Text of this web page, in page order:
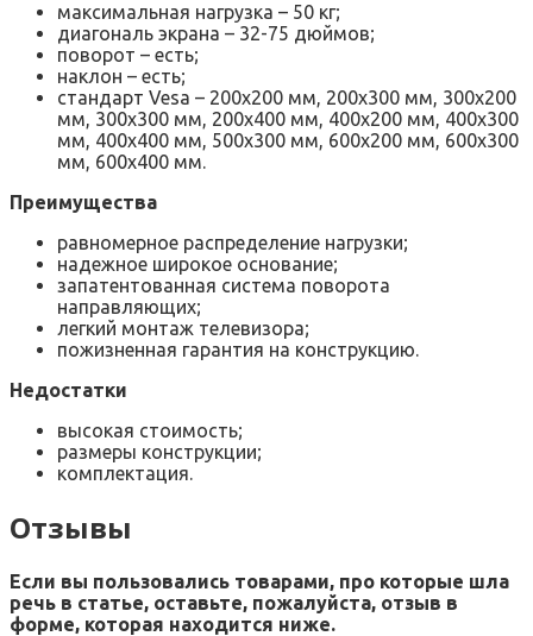
максимальная нагрузка – 50 кг;
диагональ экрана – 32-75 дюймов;
поворот – есть;
наклон – есть;
стандарт Vesa – 200х200 мм, 200х300 мм, 300х200
мм, 300х300 мм, 200х400 мм, 400х200 мм, 400х300
мм, 400х400 мм, 500х300 мм, 600х200 мм, 600х300
мм, 600х400 мм.
Преимущества
равномерное распределение нагрузки;
надежное широкое основание;
запатентованная система поворота
направляющих;
легкий монтаж телевизора;
пожизненная гарантия на конструкцию.
Недостатки
высокая стоимость;
размеры конструкции;
комплектация.
Отзывы
Если вы пользовались товарами, про которые шла
речь в статье, оставьте, пожалуйста, отзыв в
форме, которая находится ниже.